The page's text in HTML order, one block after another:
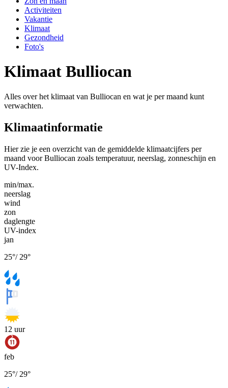
Activiteiten
Vakantie
Klimaat
Gezondheid
Foto's
Klimaat Bulliocan
Alles over het klimaat van Bulliocan en wat je per maand kunt
verwachten.
Klimaatinformatie
Hier zie je een overzicht van de gemiddelde klimaatcijfers per
maand voor Bulliocan zoals temperatuur, neerslag, zonneschijn en
UV-Index.
min/max.
neerslag
wind
zon
daglengte
UV-index
jan
25°/ 29°
12 uur
feb
25°/ 29°